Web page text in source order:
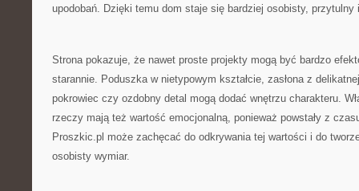
upodobań. Dzięki temu dom staje się bardziej osobisty, przytulny
Strona pokazuje, że nawet proste projekty mogą być bardzo
starannie. Poduszka w nietypowym kształcie, zasłona z
pokrowiec czy ozdobny detal mogą dodać wnętrzu charakteru.
rzeczy mają też wartość emocjonalną, ponieważ powstały z
Proszkic.pl może zachęcać do odkrywania tej wartości i do
osobisty wymiar.